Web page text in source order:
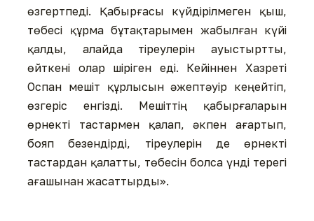
өзгертпеді. Қабырғасы күйдірілмеген қыш,
төбесі құрма бұтақтарымен жабылған күйі
қалды, алайда тіреулерін ауыстыртты,
өйткені олар шіріген еді. Кейіннен Хазреті
Оспан мешіт құрлысын әжептәуір кеңейтіп,
өзгеріс енгізді. Мешіттің қабырғаларын
өрнекті тастармен қалап, әкпен ағартып,
бояп безендірді, тіреулерін де өрнекті
тастардан қалатты, төбесін болса үнді терегі
ағашынан жасаттырды».